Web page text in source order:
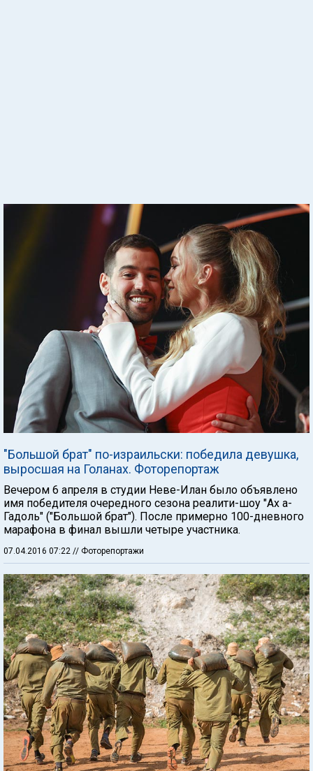
"Большой брат" по-израильски: победила девушка,
выросшая на Голанах. Фоторепортаж
Вечером 6 апреля в студии Неве-Илан было объявлено
имя победителя очередного сезона реалити-шоу "Ах а-
Гадоль" ("Большой брат"). После примерно 100-дневного
марафона в финал вышли четыре участника.
07.04.2016 07:22 // Фоторепортажи